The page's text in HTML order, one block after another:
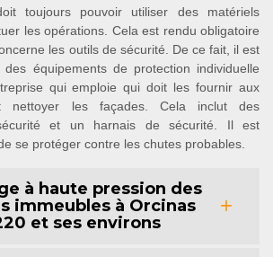
toujours pouvoir utiliser des matériels
les opérations. Cela est rendu obligatoire
les outils de sécurité. De ce fait, il est
des équipements de protection individuelle
qui emploie qui doit les fournir aux
nettoyer les façades. Cela inclut des
et un harnais de sécurité. Il est
se protéger contre les chutes probables.
à haute pression des
immeubles à Orcinas
et ses environs